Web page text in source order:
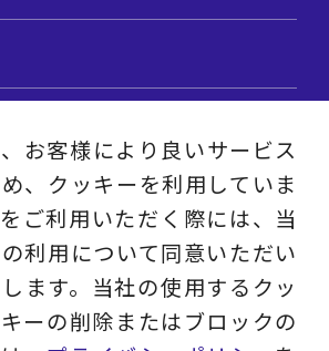
解説集
お客様により良いサービス
、クッキーを利用していま
ご利用いただく際には、当
利用について同意いただい
ます。当社の使用するクッ
ーの削除またはブロックの